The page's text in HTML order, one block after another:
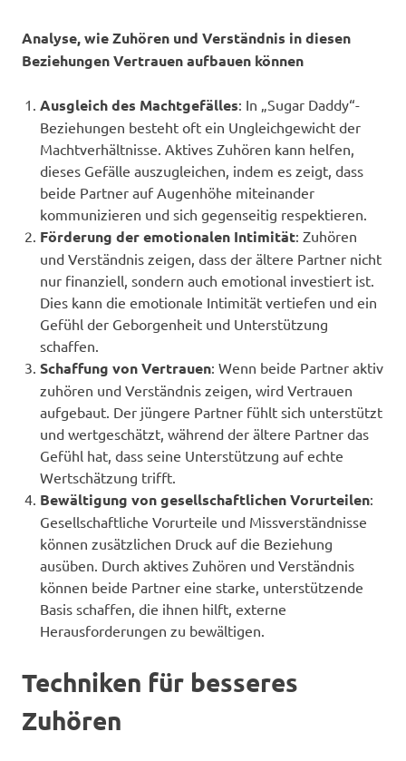
Analyse, wie Zuhören und Verständnis in diesen
Beziehungen Vertrauen aufbauen können
Ausgleich des Machtgefälles: In „Sugar Daddy“-
Beziehungen besteht oft ein Ungleichgewicht der
Machtverhältnisse. Aktives Zuhören kann helfen,
dieses Gefälle auszugleichen, indem es zeigt, dass
beide Partner auf Augenhöhe miteinander
kommunizieren und sich gegenseitig respektieren.
Förderung der emotionalen Intimität: Zuhören
und Verständnis zeigen, dass der ältere Partner nicht
nur finanziell, sondern auch emotional investiert ist.
Dies kann die emotionale Intimität vertiefen und ein
Gefühl der Geborgenheit und Unterstützung
schaffen.
Schaffung von Vertrauen: Wenn beide Partner aktiv
zuhören und Verständnis zeigen, wird Vertrauen
aufgebaut. Der jüngere Partner fühlt sich unterstützt
und wertgeschätzt, während der ältere Partner das
Gefühl hat, dass seine Unterstützung auf echte
Wertschätzung trifft.
Bewältigung von gesellschaftlichen Vorurteilen:
Gesellschaftliche Vorurteile und Missverständnisse
können zusätzlichen Druck auf die Beziehung
ausüben. Durch aktives Zuhören und Verständnis
können beide Partner eine starke, unterstützende
Basis schaffen, die ihnen hilft, externe
Herausforderungen zu bewältigen.
Techniken für besseres
Zuhören